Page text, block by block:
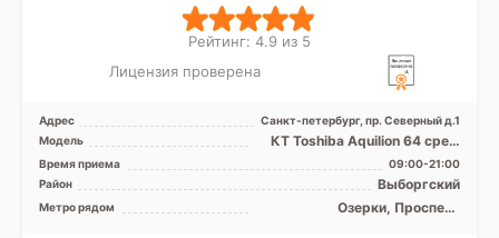
Рейтинг: 4.9 из 5
Лицензия проверена
Адрес
Санкт-петербург, пр. Северный д.1
Модель
КТ Toshiba Aquilion 64 срез,
УЗИ аппарат, Рентген
Время приема
09:00-21:00
Район
Выборгский
Метро рядом
Озерки, Проспект